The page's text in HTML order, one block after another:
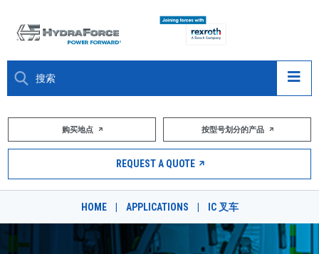
大约关于
市场
资源
购买地点 按型号划分的产品
REQUEST A QUOTE
HOME APPLICATIONS IC 叉车